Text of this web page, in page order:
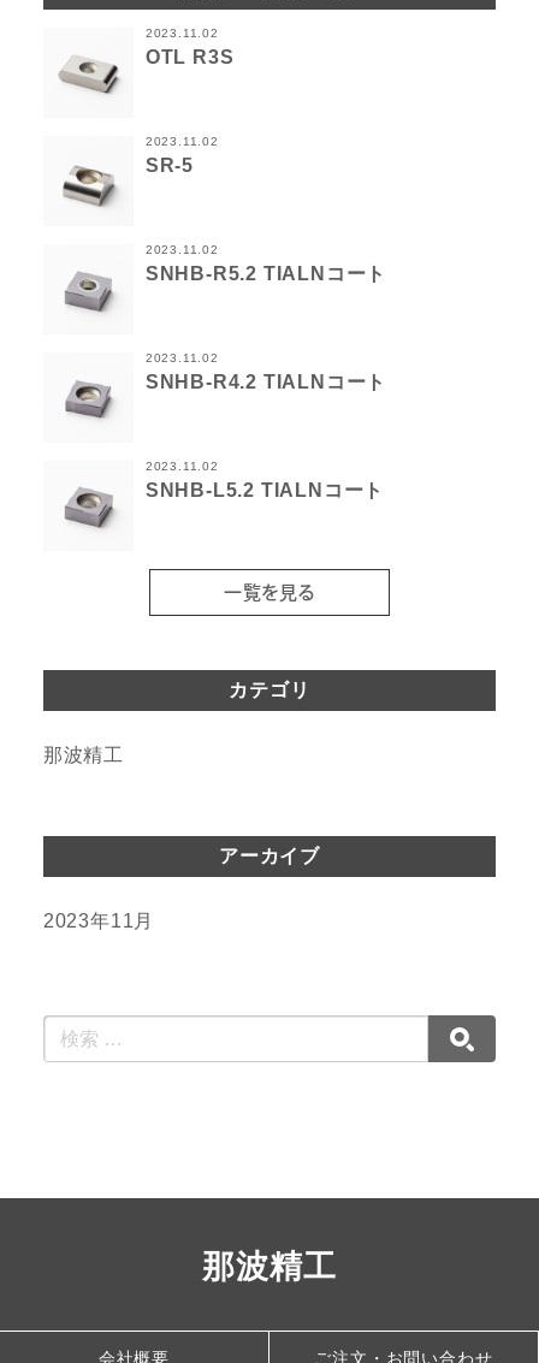
2023.11.02
OTL R3S
2023.11.02
SR-5
2023.11.02
SNHB-R5.2 TIALNコート
2023.11.02
SNHB-R4.2 TIALNコート
2023.11.02
SNHB-L5.2 TIALNコート
一覧を見る
カテゴリ
那波精工
アーカイブ
2023年11月
那波精工
会社概要 ご注文・お問い合わせ